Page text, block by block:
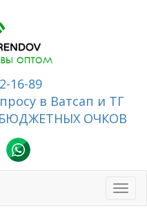
16-89
в Ватсап и ТГ
ОЧКОВ